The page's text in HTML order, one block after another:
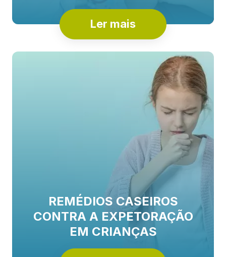
Ler mais
REMÉDIOS CASEIROS
CONTRA A EXPETORAÇÃO
EM CRIANÇAS